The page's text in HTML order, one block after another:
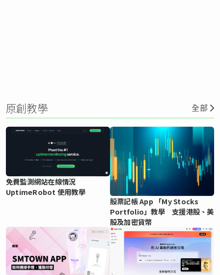
原創教學 全部
免費監測網站在線情況
UptimeRobot 使用教學
股票記帳 App 「My Stocks
Portfolio」教學 支援港股、美
股及加密貨幣